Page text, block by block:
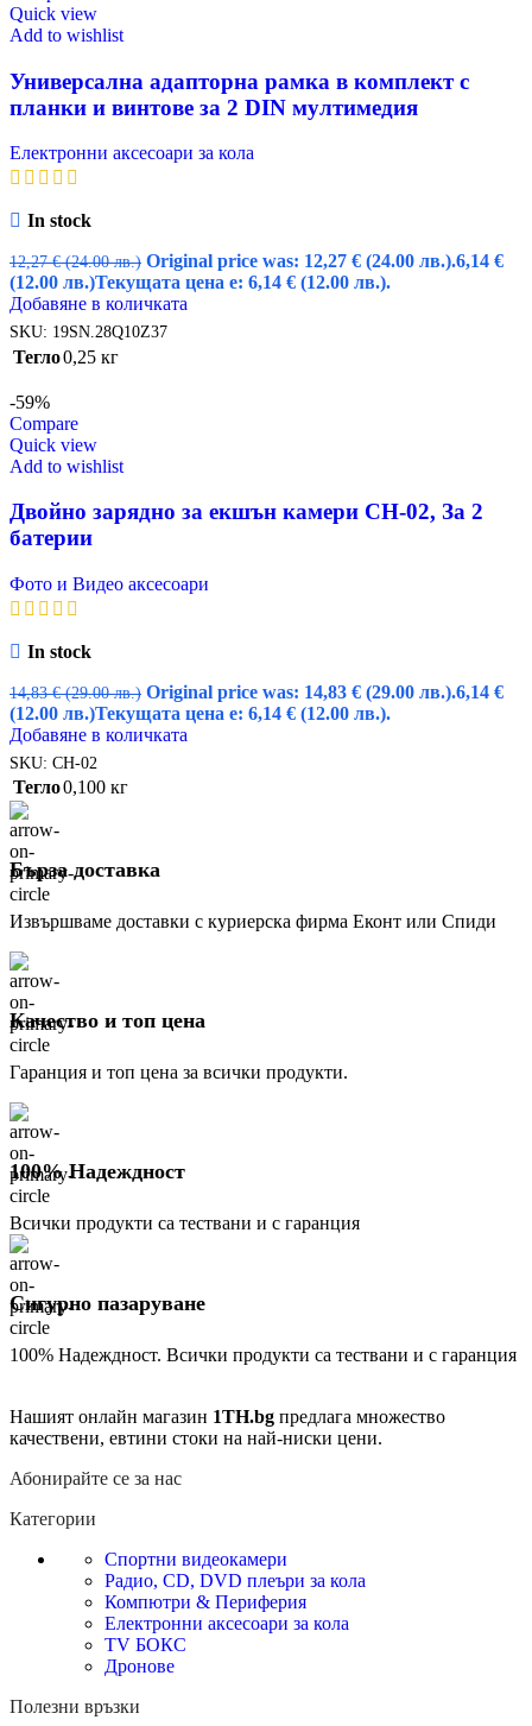
Quick view
Add to wishlist
Универсална адапторна рамка в комплект с
планки и винтове за 2 DIN мултимедия
Електронни аксесоари за кола
In stock
12,27€ (24.00 лв.) Original price was: 12,27 € (24.00 лв.).6,14 €
(12.00 лв.)Текущата цена е: 6,14 € (12.00 лв.).
Добавяне в количката
SKU: 19SN.28Q10Z37
Тегло0,25 кг
-59%
Compare
Quick view
Add to wishlist
Двойно зарядно за екшън камери CH-02, За 2
батерии
Фото и Видео аксесоари
In stock
14,83€ (29.00 лв.) Original price was: 14,83 € (29.00 лв.).6,14 €
(12.00 лв.)Текущата цена е: 6,14 € (12.00 лв.).
Добавяне в количката
SKU: CH-02
Тегло0,100 кг
Бърза доставка
Извършваме доставки с куриерска фирма Еконт или Спиди
Качество и топ цена
Гаранция и топ цена за всички продукти.
100% Надеждност
Всички продукти са тествани и с гаранция
Сигурно пазаруване
100% Надеждност. Всички продукти са тествани и с гаранция
Нашият онлайн магазин 1TH.bg предлага множество
качествени, евтини стоки на най-ниски цени.
Абонирайте се за нас
Категории
Спортни видеокамери
Радио, CD, DVD плеъри за кола
Компютри & Периферия
Електронни аксесоари за кола
TV БОКС
Дронове
Полезни връзки